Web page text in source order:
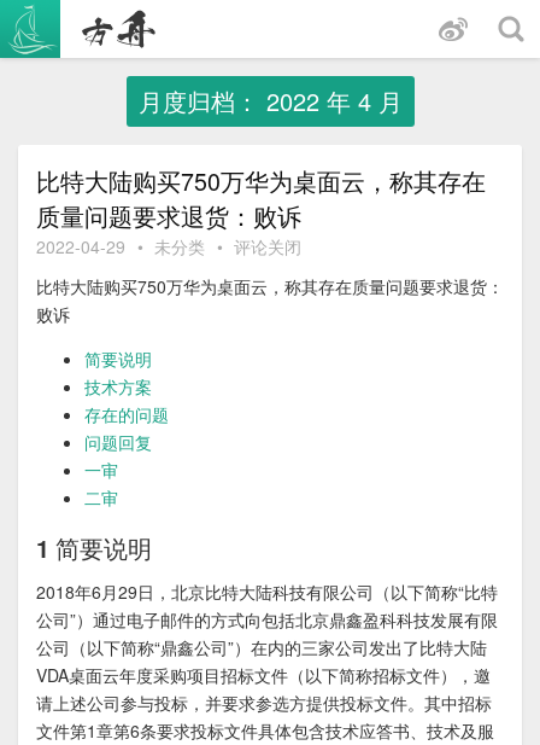
内
容
月度归档： 2022 年 4 月
比特大陆购买750万华为桌面云，称其存在
质量问题要求退货：败诉
2022-04-29 • 未分类 • 评论关闭
比特大陆购买750万华为桌面云，称其存在质量问题要求退货：
败诉
简要说明
技术方案
存在的问题
问题回复
一审
二审
1 简要说明
2018年6月29日，北京比特大陆科技有限公司（以下简称“比特
公司”）通过电子邮件的方式向包括北京鼎鑫盈科科技发展有限
公司（以下简称“鼎鑫公司”）在内的三家公司发出了比特大陆
VDA桌面云年度采购项目招标文件（以下简称招标文件），邀
请上述公司参与投标，并要求参选方提供投标文件。其中招标
文件第1章第6条要求投标文件具体包含技术应答书、技术及服